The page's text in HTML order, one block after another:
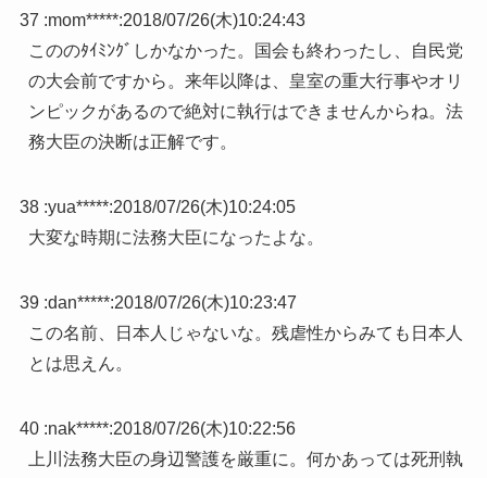
37 :mom*****:2018/07/26(木)10:24:43
こののﾀｲﾐﾝｸﾞしかなかった。国会も終わったし、自民党
の大会前ですから。来年以降は、皇室の重大行事やオリ
ンピックがあるので絶対に執行はできませんからね。法
務大臣の決断は正解です。
38 :yua*****:2018/07/26(木)10:24:05
大変な時期に法務大臣になったよな。
39 :dan*****:2018/07/26(木)10:23:47
この名前、日本人じゃないな。残虐性からみても日本人
とは思えん。
40 :nak*****:2018/07/26(木)10:22:56
上川法務大臣の身辺警護を厳重に。何かあっては死刑執